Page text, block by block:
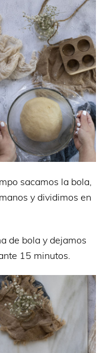
sacamos la bola,
y dividimos en
de bola y dejamos
15 minutos.